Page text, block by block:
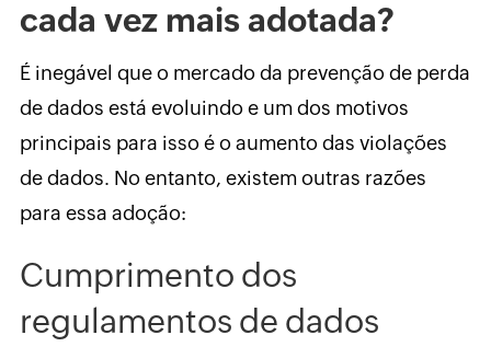
cada vez mais adotada?
É inegável que o mercado da prevenção de perda
de dados está evoluindo e um dos motivos
principais para isso é o aumento das violações
de dados. No entanto, existem outras razões
para essa adoção:
Cumprimento dos
regulamentos de dados